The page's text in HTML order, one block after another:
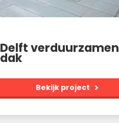
Delft verduurzamen
dak
Bekijk project